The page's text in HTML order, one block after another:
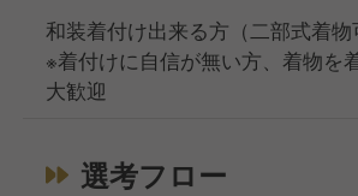
和装着付け出来る方（二部式着物
※着付けに自信が無い方、着物を
大歓迎
選考フロー